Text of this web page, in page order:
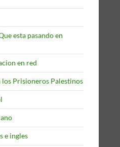
esta pasando en
en red
los Prisioneros Palestinos
e ingles